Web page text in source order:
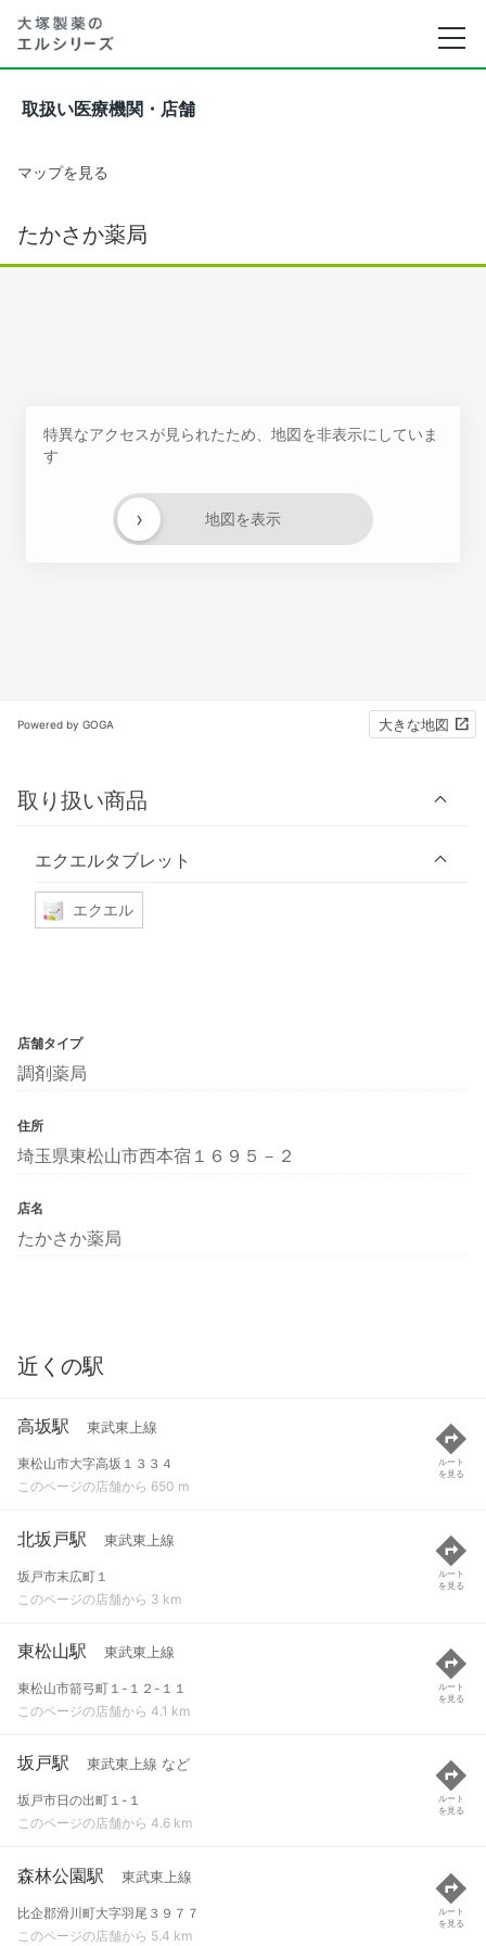
取扱い医療機関・店舗
マップを見る
たかさか薬局
特異なアクセスが見られたため、地図を非表示にしていま
す
地図を表示
›
Powered by GOGA 大きな地図
取り扱い商品
エクエルタブレット
エクエル
店舗タイプ
調剤薬局
住所
埼玉県東松山市西本宿１６９５－２
店名
たかさか薬局
近くの駅
高坂駅 東武東上線
東松山市大字高坂１３３４
このページの店舗から 650 m
ルート
を見る
北坂戸駅 東武東上線
坂戸市末広町１
このページの店舗から 3 km
ルート
を見る
東松山駅 東武東上線
東松山市箭弓町１-１２-１１
このページの店舗から 4.1 km
ルート
を見る
坂戸駅 東武東上線 など
坂戸市日の出町１-１
このページの店舗から 4.6 km
ルート
を見る
森林公園駅 東武東上線
比企郡滑川町大字羽尾３９７７
このページの店舗から 5.4 km
ルート
を見る